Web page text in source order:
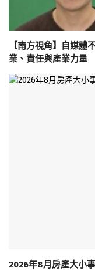
【南方視角】自媒
業、責任與產業力量
2026年8月房產大小事